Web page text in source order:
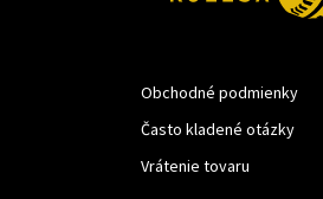
Obchodné podmienky
Často kladené otázky
Vrátenie tovaru